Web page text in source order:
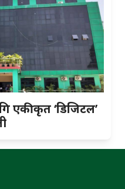
एकीकृत ‘डिजिटल’